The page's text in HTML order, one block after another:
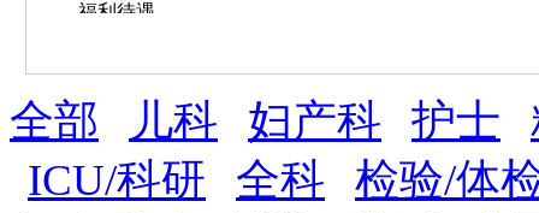
福利待遇
薪资与社保
五险 住房公积金 企业
全勤奖 加班补助 全薪病假 股票
全部 儿科 妇产科 护士
ICU/科研
全科
检验/体